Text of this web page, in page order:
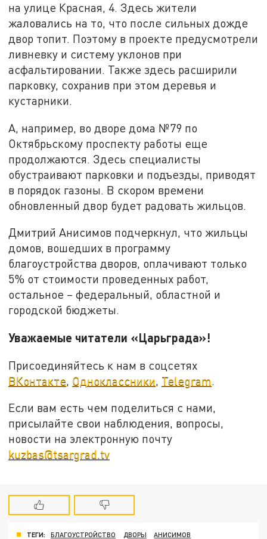
на улице Красная, 4. Здесь жители
жаловались на то, что после сильных дожде
двор топит. Поэтому в проекте предусмотрели
ливневку и систему уклонов при
асфальтировании. Также здесь расширили
парковку, сохранив при этом деревья и
кустарники.
А, например, во дворе дома №79 по
Октябрьскому проспекту работы еще
продолжаются. Здесь специалисты
обустраивают парковки и подъезды, приводят
в порядок газоны. В скором времени
обновленный двор будет радовать жильцов.
Дмитрий Анисимов подчеркнул, что жильцы
домов, вошедших в программу
благоустройства дворов, оплачивают только
5% от стоимости проведенных работ,
остальное – федеральный, областной и
городской бюджеты.
Уважаемые читатели «Царьграда»!
Присоединяйтесь к нам в соцсетях
ВКонтакте, Одноклассники, Telegram.
Если вам есть чем поделиться с нами,
присылайте свои наблюдения, вопросы,
новости на электронную почту
kuzbas@tsargrad.tv
ТЕГИ: БЛАГОУСТРОЙСТВО ДВОРЫ АНИСИМОВ